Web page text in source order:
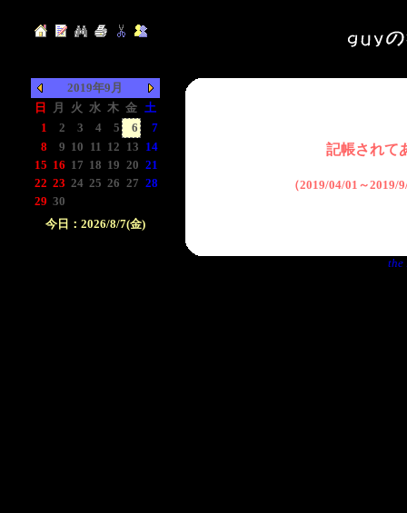
2019年9月
日
月 火 水 木 金 土
1
2 3 4 5 6
7
8
9 10 11 12 13 14
15 16 17 18 19 20 21
22 23 24 25 26 27 28
29 30
今日：2026/8/7(金)
記帳されて
（2019/04/01～2019/
the